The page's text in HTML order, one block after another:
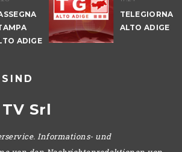
ADIGE
ALTO ADIGE
Srl
Informations- und